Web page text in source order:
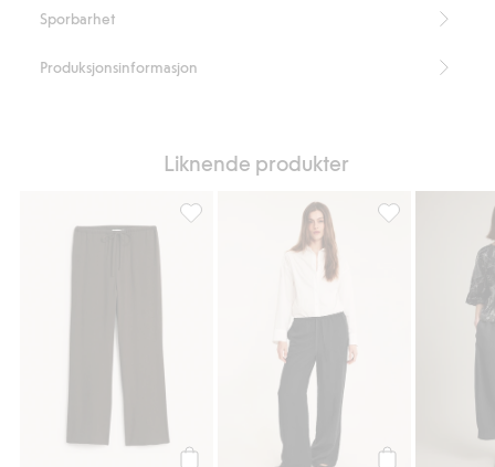
Sporbarhet
Produksjonsinformasjon
Liknende produkter
Bukser i linblanding med snøring, Legg
Bukser i